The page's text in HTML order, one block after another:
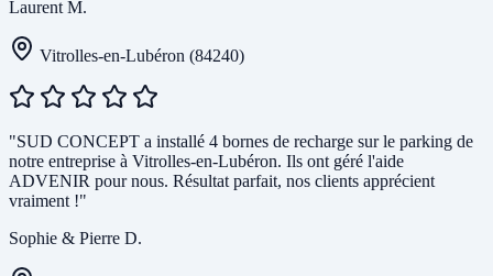
Laurent M.
Vitrolles-en-Lubéron (84240)
"SUD CONCEPT a installé 4 bornes de recharge sur le parking de
notre entreprise à Vitrolles-en-Lubéron. Ils ont géré l'aide
ADVENIR pour nous. Résultat parfait, nos clients apprécient
vraiment !"
Sophie & Pierre D.